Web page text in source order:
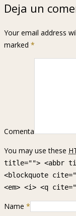
Deja un
Your email address
marked *
Comenta
You may use these
title=""> <abbr
<blockquote
<em> <i> <q
Name *